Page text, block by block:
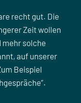
recht gut. Die
Zeit wollen
mehr solche
auf unserer
Beispiel